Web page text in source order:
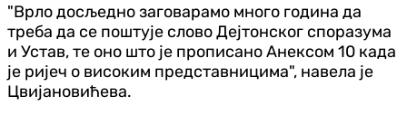
"Врло досљедно заговарамо много година да
треба да се поштује слово Дејтонског споразума
и Устав, те оно што је прописано Анексом 10 када
је ријеч о високим представницима", навела је
Цвијановићева.